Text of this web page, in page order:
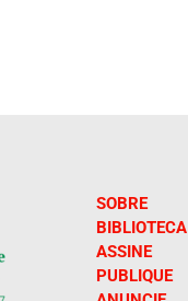
SOBRE
BIBLIOTECA
ASSINE
PUBLIQUE